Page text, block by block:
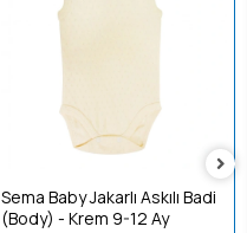
Sema Baby Jakarlı Askılı Badi
(Body) - Krem 9-12 Ay